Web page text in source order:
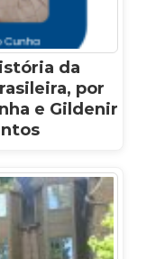
da
por
e Gildenir